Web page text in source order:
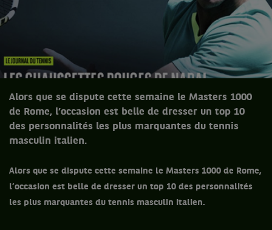
Alors que se dispute cette semaine le Masters 1000
de Rome, l’occasion est belle de dresser un top 10
des personnalités les plus marquantes du tennis
masculin italien.
Alors que se dispute cette semaine le Masters 1000 de Rome,
l’occasion est belle de dresser un top 10 des personnalités
les plus marquantes du tennis masculin italien.